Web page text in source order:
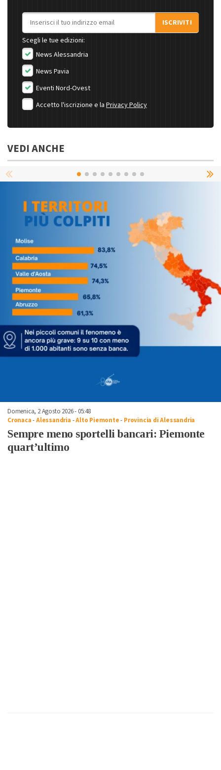
Indirizzo email
ISCRIVITI
Scegli le tue edizioni:
News Alessandria
News Pavia
Eventi Nord-Ovest
Accetto l'iscrizione e la Privacy Policy
VEDI ANCHE
Domenica, 2 Agosto 2026 - 05:48
Cronaca-Alessandria -Alto Piemonte- Provincia di Alessandria
Sempre meno sportelli bancari: Piemonte
quart’ultimo